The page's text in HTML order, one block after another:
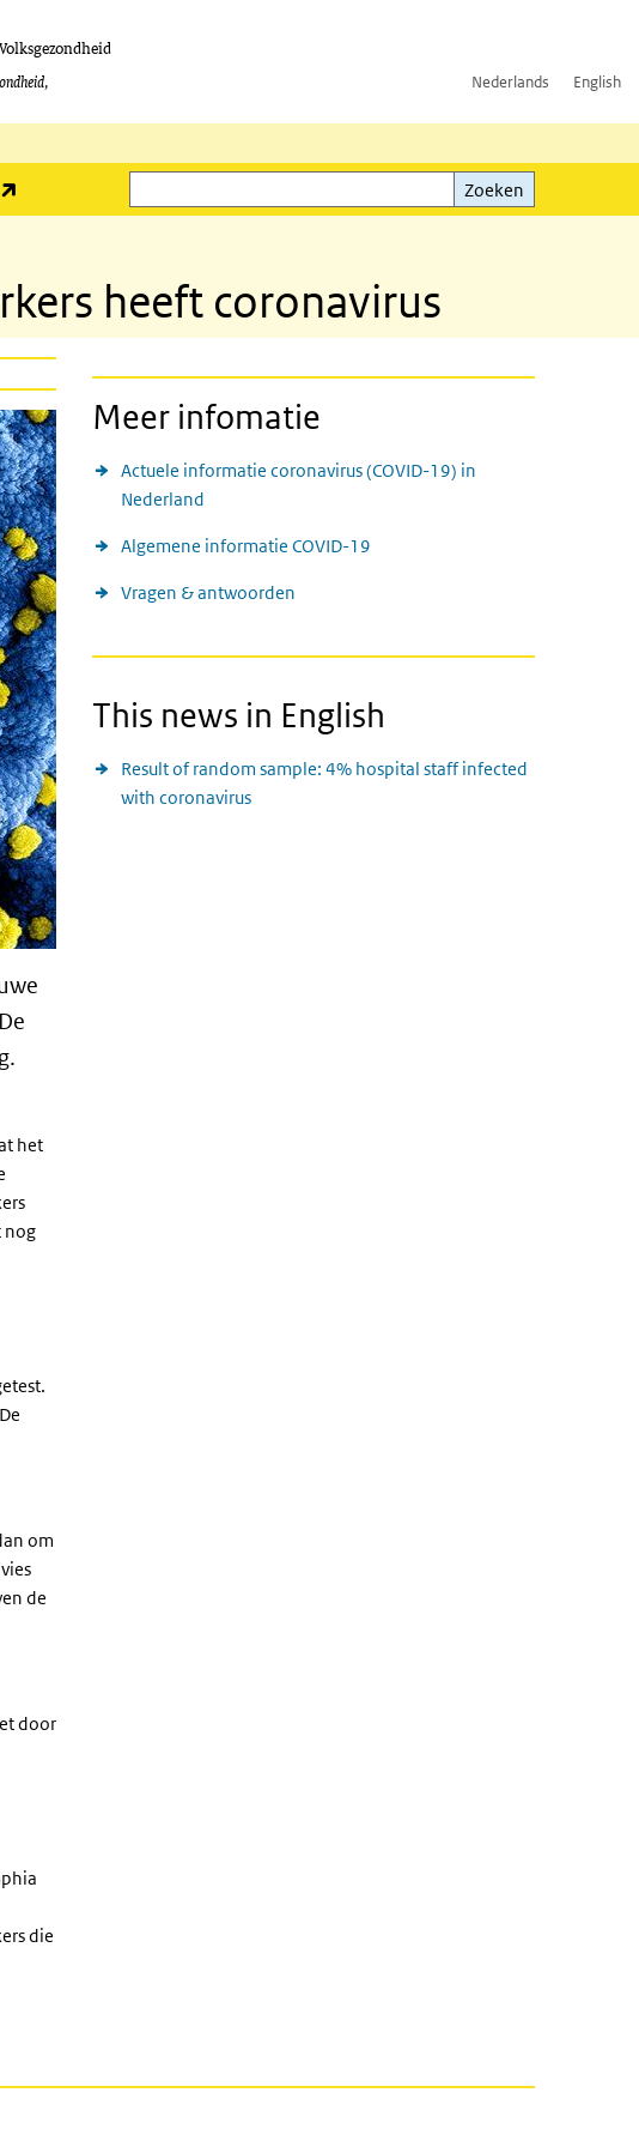
Nederlands English
Zoeken
Zoeken
heeft coronavirus
het
nog
om
de
door
die
Meer infomatie
Actuele informatie coronavirus (COVID-19) in
Nederland
Algemene informatie COVID-19
Vragen & antwoorden
This news in English
Result of random sample: 4% hospital staff infected
with coronavirus